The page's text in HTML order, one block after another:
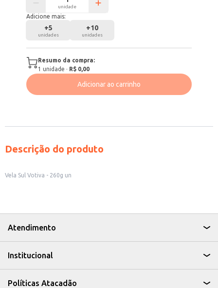
unidade
Adicione mais:
+5
unidades
+10
unidades
Resumo da compra:
1 unidade · R$ 0,00
Adicionar ao carrinho
Descrição do produto
Vela Sul Votiva - 260g un
Atendimento
Institucional
Políticas Atacadão